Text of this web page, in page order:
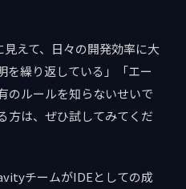
えて、日々の開発効率に大
を繰り返している」「エー
のルールを知らないせいで
方は、ぜひ試してみてくだ
チームがIDEとしての成